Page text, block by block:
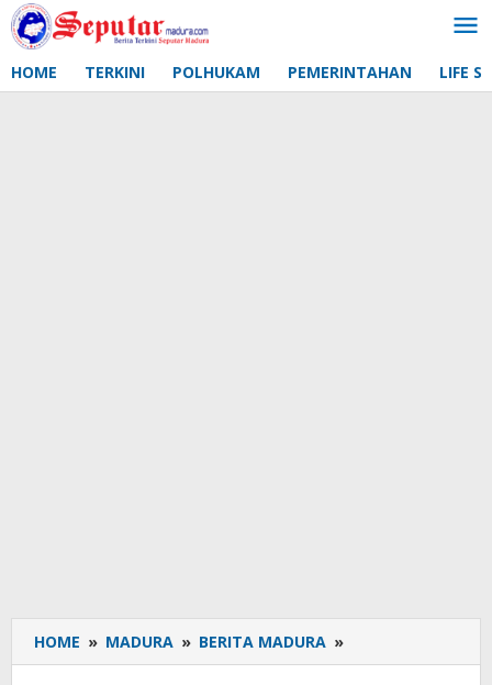
Lewati
ke
HOME TERKINI POLHUKAM PEMERINTAHAN LIFE
HOME » MADURA » BERITA MADURA »
Warga